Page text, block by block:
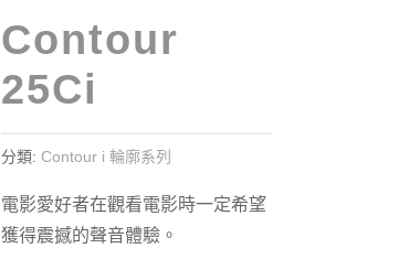
Contour
25Ci
分類: Contour i 輪廓系列
電影愛好者在觀看電影時一定希望
獲得震撼的聲音體驗。